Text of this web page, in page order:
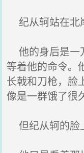
纪从轲站在北
他的身后是一
等着他的命令。
长戟和刀枪，
像是一群饿了很
但纪从轲的脸